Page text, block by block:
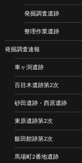
発掘調査遺跡
整理作業遺跡
発掘調査速報
車ヶ渕遺跡
百目木遺跡第2次
砂田遺跡・西原遺跡
東原遺跡第2次
飯田館跡第2次
馬場町2番地遺跡